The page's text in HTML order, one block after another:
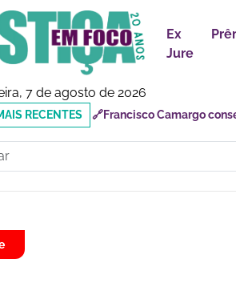
Ex
Jure
7 de agosto de 2026
🔗Reforma Tributária: os
responsabilidades